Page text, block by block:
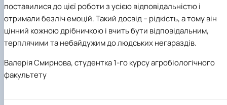
поставилися до цієї роботи з усією відповідальністю і
отримали безліч емоцій. Такий досвід – рідкість, а тому він
цінний кожною дрібничкою і вчить бути відповідальним,
терплячими та небайдужим до людських негараздів.
Валерія Смирнова, студентка 1-го курсу агробіологічного
факультету